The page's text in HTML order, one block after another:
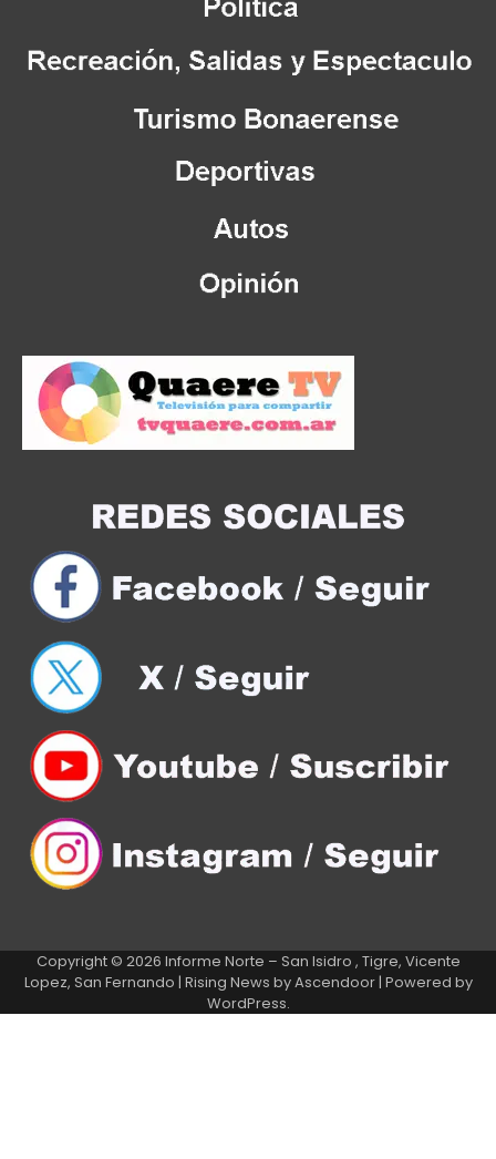
Copyright © 2026 Informe Norte – San Isidro , Tigre, Vicente
Lopez, San Fernando | Rising News byAscendoor| Powered by
WordPress.